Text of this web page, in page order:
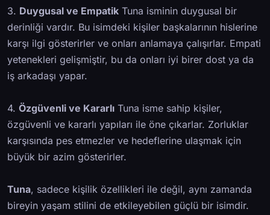
3. Duygusal ve Empatik Tuna isminin duygusal bir
derinliği vardır. Bu isimdeki kişiler başkalarının hislerine
karşı ilgi gösterirler ve onları anlamaya çalışırlar. Empati
yetenekleri gelişmiştir, bu da onları iyi birer dost ya da
iş arkadaşı yapar.
4. Özgüvenli ve Kararlı Tuna isme sahip kişiler,
özgüvenli ve kararlı yapıları ile öne çıkarlar. Zorluklar
karşısında pes etmezler ve hedeflerine ulaşmak için
büyük bir azim gösterirler.
Tuna, sadece kişilik özellikleri ile değil, aynı zamanda
bireyin yaşam stilini de etkileyebilen güçlü bir isimdir.